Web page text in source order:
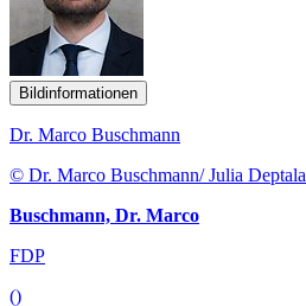
Bildinformationen
Dr. Marco Buschmann
© Dr. Marco Buschmann/ Julia Deptala
Buschmann, Dr. Marco
FDP
()